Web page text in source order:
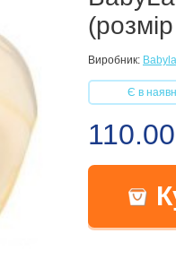
Виробник:
Є в
110.00